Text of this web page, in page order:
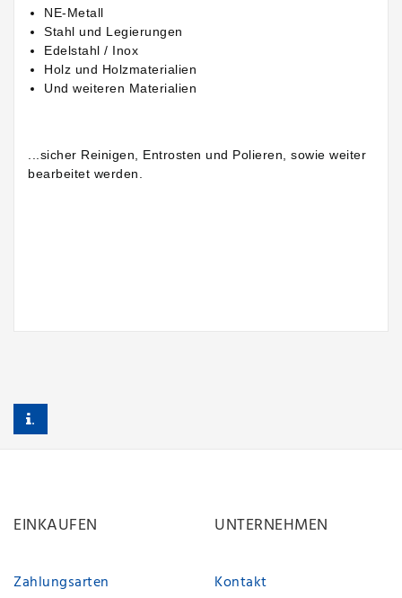
NE-Metall
Stahl und Legierungen
Edelstahl / Inox
Holz und Holzmaterialien
Und weiteren Materialien
...sicher Reinigen, Entrosten und Polieren, sowie weiter
bearbeitet werden.
EINKAUFEN
Zahlungsarten
UNTERNEHMEN
Kontakt